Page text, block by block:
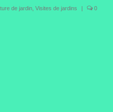
de jardin Visites de jardins | 0